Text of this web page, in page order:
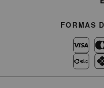
FORMAS